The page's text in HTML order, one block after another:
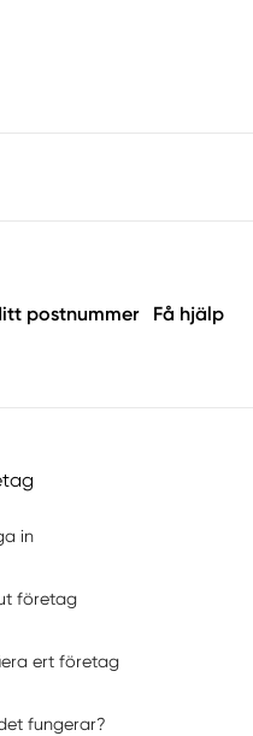
postnummer Få hjälp
in
företag
ert företag
fungerar?